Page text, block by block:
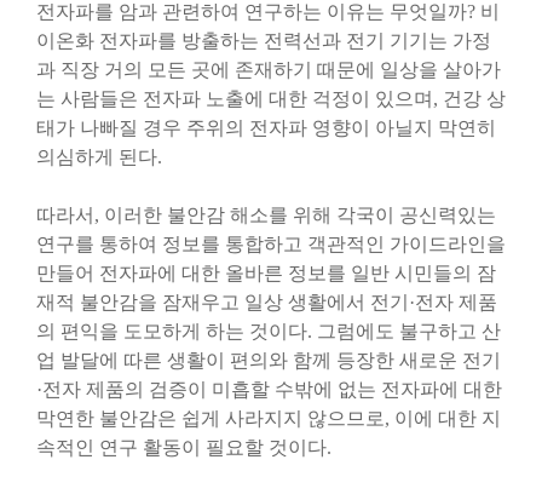
전자파를 암과 관련하여 연구하는 이유는 무엇일까? 비
이온화 전자파를 방출하는 전력선과 전기 기기는 가정
과 직장 거의 모든 곳에 존재하기 때문에 일상을 살아가
는 사람들은 전자파 노출에 대한 걱정이 있으며, 건강 상
태가 나빠질 경우 주위의 전자파 영향이 아닐지 막연히
의심하게 된다.
따라서, 이러한 불안감 해소를 위해 각국이 공신력있는
연구를 통하여 정보를 통합하고 객관적인 가이드라인을
만들어 전자파에 대한 올바른 정보를 일반 시민들의 잠
재적 불안감을 잠재우고 일상 생활에서 전기·전자 제품
의 편익을 도모하게 하는 것이다. 그럼에도 불구하고 산
업 발달에 따른 생활이 편의와 함께 등장한 새로운 전기
·전자 제품의 검증이 미흡할 수밖에 없는 전자파에 대한
막연한 불안감은 쉽게 사라지지 않으므로, 이에 대한 지
속적인 연구 활동이 필요할 것이다.